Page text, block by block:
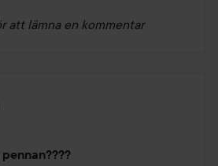
att lämna en kommentar
3 år